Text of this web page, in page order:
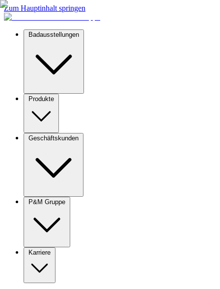
Zum Hauptinhalt springen
Badausstellungen
Produkte
Geschäftskunden
P&M Gruppe
Karriere